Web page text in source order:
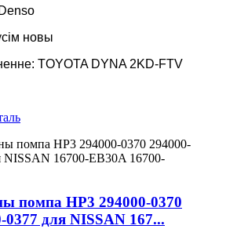
новы
TOYOTA DYNA 2KD-FTV
помпа HP3 294000-0370
0377 для NISSAN 167...